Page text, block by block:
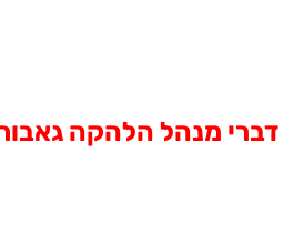
דברי מנהל הלהקה גאבור